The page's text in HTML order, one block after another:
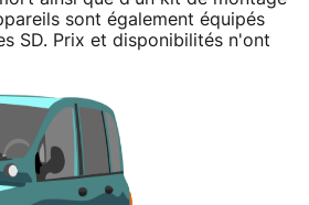
sont également équipés
SD. Prix et disponibilités n'ont